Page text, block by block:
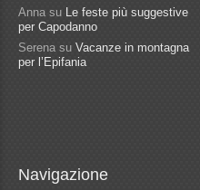
Anna su Le feste più suggestive
per Capodanno
Serena su Vacanze in montagna
per l’Epifania
Navigazione